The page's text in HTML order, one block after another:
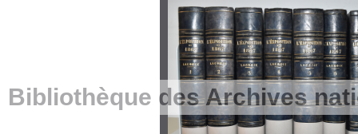
Bibliothèque des Archives